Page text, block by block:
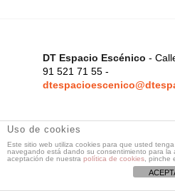
DT Espacio Escénico -
91 521 71 55 -
Uso de cookies
Este sitio web utiliza cookies para que usted
navegando está dando su consentimiento para la
aceptación de nuestra política de cookies , pinche